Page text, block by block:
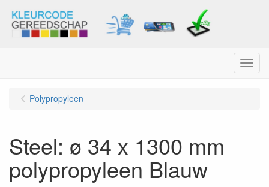
Menu
Polypropyleen
Steel: ø 34 x 1300 mm
polypropyleen Blauw